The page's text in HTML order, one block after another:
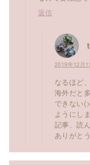
返信
2019年12月
なるほど
海外だと
できない
ようにし
記事、読
ありがと